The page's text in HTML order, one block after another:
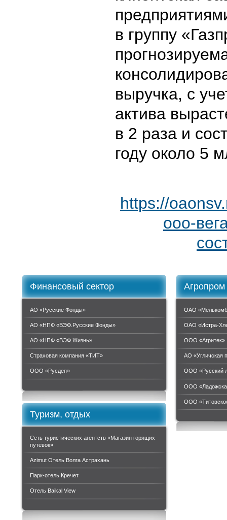
в группу
выручка, с
актива
в 2 раза и
году около 5
https://
ооо-
Финансовый сектор
АО «Русские Фонды»
АО «НПФ «ВЭФ.Русские Фонды»
АО «НПФ «ВЭФ.Жизнь»
Страховая компания «ТИТ»
ООО «Руcдеп»
Агропром
ОАО
ОАО «Истра-
ООО «Агритек»
АО «Угличская
ООО «Русский
ООО
ООО
Туризм, отдых
Сеть туристических агентств «Магазин горящих
путевок»
Azimut Отель Волга Астрахань
Парк-отель Кречет
Отель Baikal View